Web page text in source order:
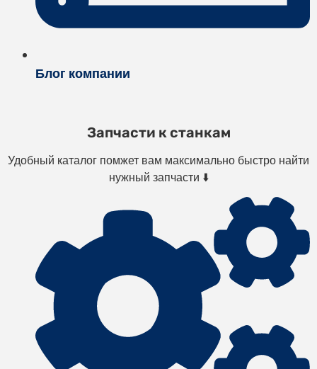
Блог компании
Запчасти к станкам
Удобный каталог помжет вам максимально быстро найти
нужный запчасти ⬇️